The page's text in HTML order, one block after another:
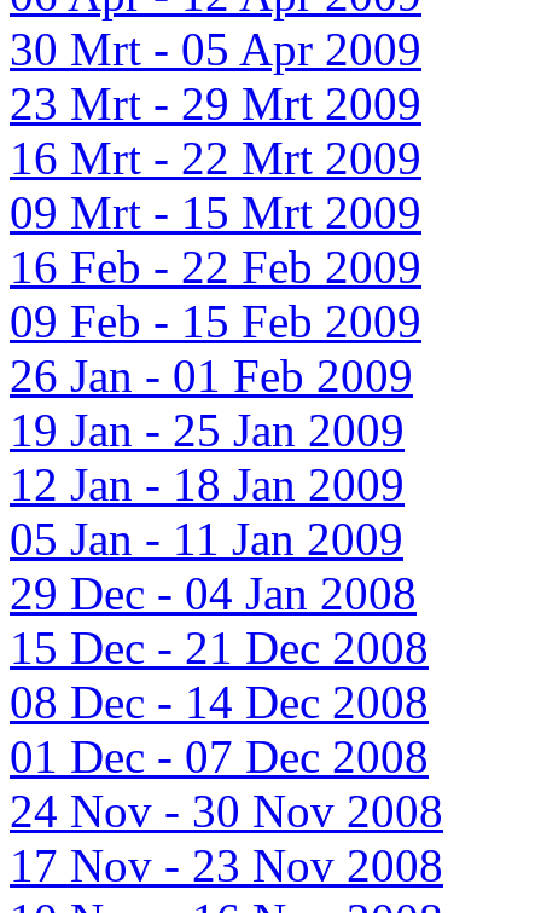
30 Mrt - 05 Apr 2009
23 Mrt - 29 Mrt 2009
16 Mrt - 22 Mrt 2009
09 Mrt - 15 Mrt 2009
16 Feb - 22 Feb 2009
09 Feb - 15 Feb 2009
26 Jan - 01 Feb 2009
19 Jan - 25 Jan 2009
12 Jan - 18 Jan 2009
05 Jan - 11 Jan 2009
29 Dec - 04 Jan 2008
15 Dec - 21 Dec 2008
08 Dec - 14 Dec 2008
01 Dec - 07 Dec 2008
24 Nov - 30 Nov 2008
17 Nov - 23 Nov 2008